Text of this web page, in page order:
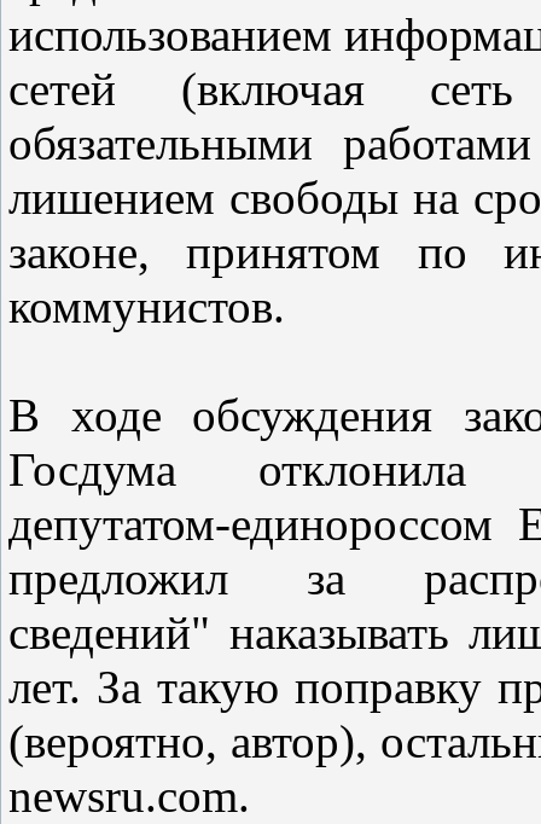
использованием
сетей (включая сеть
обязательными
лишением свободы на
законе, принятом по
коммунистов.
В ходе обсуждения
Госдума отклонила
депутатом-
предложил за
сведений" наказывать
лет. За такую поправку
(вероятно, автор),
newsru.com.